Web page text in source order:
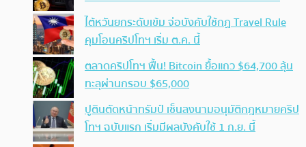
ไต้หวันยกระดับเข้ม จ่อบังคับใช้กฏ Travel Rule
คุมโอนคริปโทฯ เริ่ม ต.ค. นี้
ตลาดคริปโทฯ ฟื้น! Bitcoin ยื้อแถว $64,700 ลุ้น
ทะลุผ่านกรอบ $65,000
ปูตินตัดหน้าทรัมป์ เซ็นลงนามอนุมัติกฎหมายคริป
โทฯ ฉบับแรก เริ่มมีผลบังคับใช้ 1 ก.ย. นี้